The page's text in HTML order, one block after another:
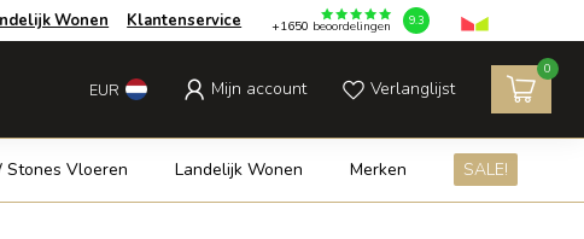
Wonen Klantenservice +1650 beoordelingen 9.3
EUR Mijn account Verlanglijst
0
Stones Vloeren Landelijk Wonen Merken SALE!